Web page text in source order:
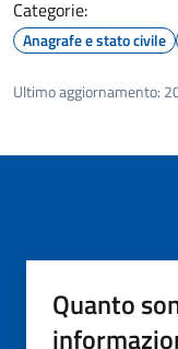
Categorie:
Anagrafe e stato civile
Ultimo aggiornamento:
Quanto